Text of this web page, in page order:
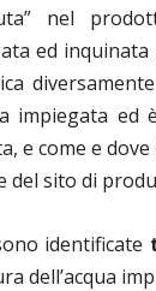
nel
ed
ed
e come e
sito di
identificate
dell’acqua